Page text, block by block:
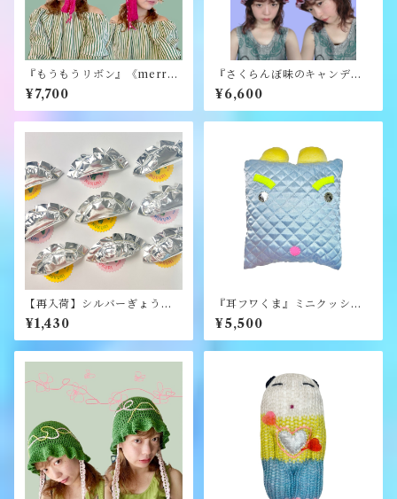
『もうもうリボン』《merry
yarn》
¥7,700
『さくらんぼ味のキャンディ
ハット』《merry yarn》
¥6,600
【再入荷】シルバーぎょうざ
ブローチ《むくり》
¥1,430
『耳フワくま』ミニクッショ
ン《むくり》
¥5,500